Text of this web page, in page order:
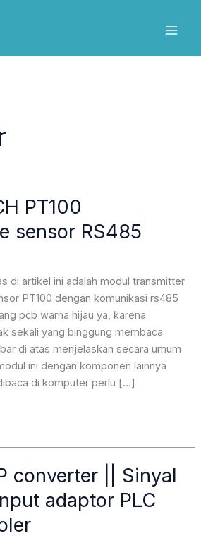
PT100
sensor RS485
di artikel ini adalah modul transmitter
PT100 dengan komunikasi rs485
pcb warna hijau ya, karena
sekali yang binggung membaca
di atas menjelaskan secara umum
ini dengan komponen lainnya
di komputer perlu […]
converter || Sinyal
adaptor PLC